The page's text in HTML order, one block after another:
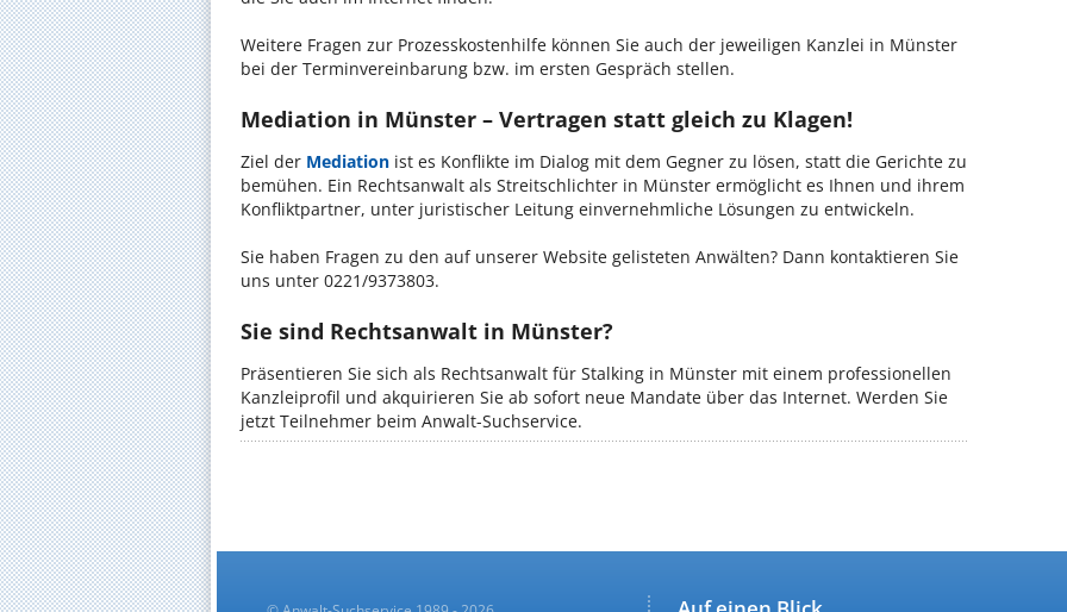
Weitere Fragen zur Prozesskostenhilfe können Sie auch der jeweiligen Kanzlei in Münster
bei der Terminvereinbarung bzw. im ersten Gespräch stellen.
Mediation in Münster – Vertragen statt gleich zu Klagen!
Ziel der Mediation ist es Konflikte im Dialog mit dem Gegner zu lösen, statt die Gerichte zu
bemühen. Ein Rechtsanwalt als Streitschlichter in Münster ermöglicht es Ihnen und ihrem
Konfliktpartner, unter juristischer Leitung einvernehmliche Lösungen zu entwickeln.
Sie haben Fragen zu den auf unserer Website gelisteten Anwälten? Dann kontaktieren Sie
uns unter 0221/9373803.
Sie sind Rechtsanwalt in Münster?
Präsentieren Sie sich als Rechtsanwalt für Stalking in Münster mit einem professionellen
Kanzleiprofil und akquirieren Sie ab sofort neue Mandate über das Internet. Werden Sie
jetzt Teilnehmer beim Anwalt-Suchservice.